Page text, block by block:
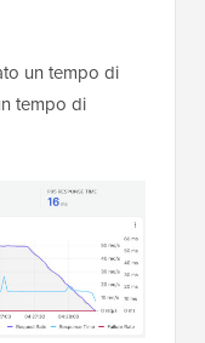
un tempo di
tempo di